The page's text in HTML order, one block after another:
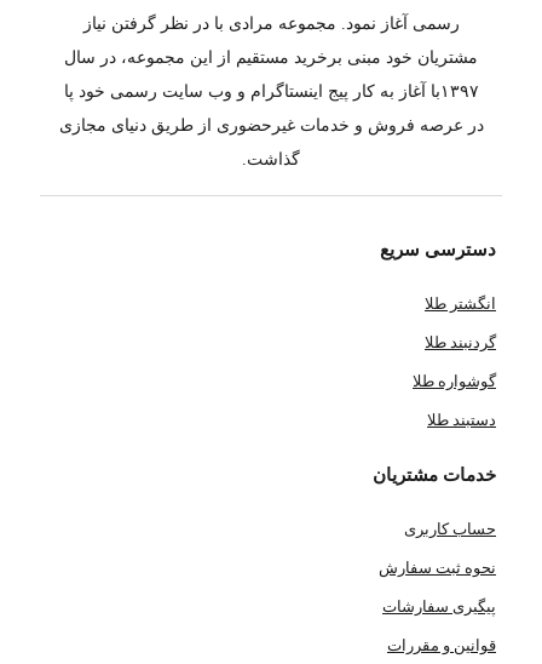
رسمی آغاز نمود. مجموعه مرادی با در نظر گرفتن نیاز
مشتریان خود مبنی برخرید مستقیم از این مجموعه، در سال
۱۳۹۷با آغاز به کار پیج اینستاگرام و وب سایت رسمی خود پا
در عرصه فروش و خدمات غیرحضوری از طریق دنیای مجازی
گذاشت.
دسترسی سریع
انگشتر طلا
گردنبند طلا
گوشواره طلا
دستبند طلا
خدمات مشتریان
حساب کاربری
نحوه ثبت سفارش
پیگیری سفارشات
قوانین و مقررات